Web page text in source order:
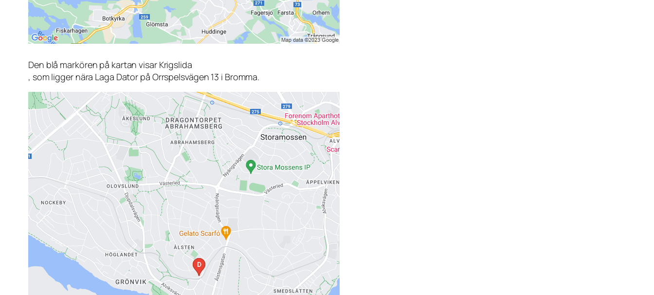
Den blå markören på kartan visar Krigslida
, som ligger nära Laga Dator på Orrspelsvägen 13 i Bromma.